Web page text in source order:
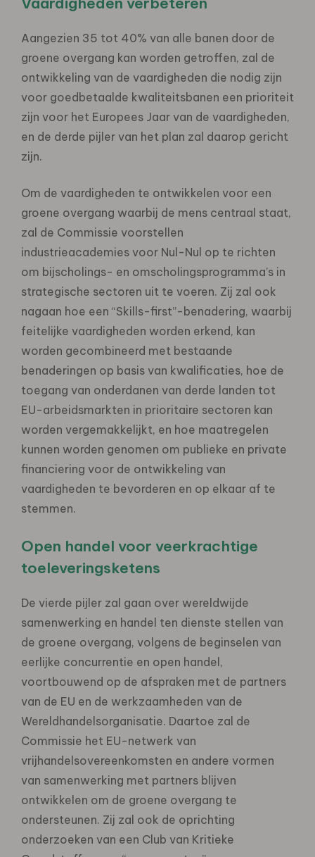
Aangezien 35 tot 40% van alle banen door de
groene overgang kan worden getroffen, zal de
ontwikkeling van de vaardigheden die nodig zijn
voor goedbetaalde kwaliteitsbanen een prioriteit
zijn voor het Europees Jaar van de vaardigheden,
en de derde pijler van het plan zal daarop gericht
zijn.
Om de vaardigheden te ontwikkelen voor een
groene overgang waarbij de mens centraal staat,
zal de Commissie voorstellen
industrieacademies voor Nul-Nul op te richten
om bijscholings- en omscholingsprogramma’s in
strategische sectoren uit te voeren. Zij zal ook
nagaan hoe een “Skills-first”-benadering, waarbij
feitelijke vaardigheden worden erkend, kan
worden gecombineerd met bestaande
benaderingen op basis van kwalificaties, hoe de
toegang van onderdanen van derde landen tot
EU-arbeidsmarkten in prioritaire sectoren kan
worden vergemakkelijkt, en hoe maatregelen
kunnen worden genomen om publieke en private
financiering voor de ontwikkeling van
vaardigheden te bevorderen en op elkaar af te
stemmen.
Open handel voor veerkrachtige
toeleveringsketens
De vierde pijler zal gaan over wereldwijde
samenwerking en handel ten dienste stellen van
de groene overgang, volgens de beginselen van
eerlijke concurrentie en open handel,
voortbouwend op de afspraken met de partners
van de EU en de werkzaamheden van de
Wereldhandelsorganisatie. Daartoe zal de
Commissie het EU-netwerk van
vrijhandelsovereenkomsten en andere vormen
van samenwerking met partners blijven
ontwikkelen om de groene overgang te
ondersteunen. Zij zal ook de oprichting
onderzoeken van een Club van Kritieke